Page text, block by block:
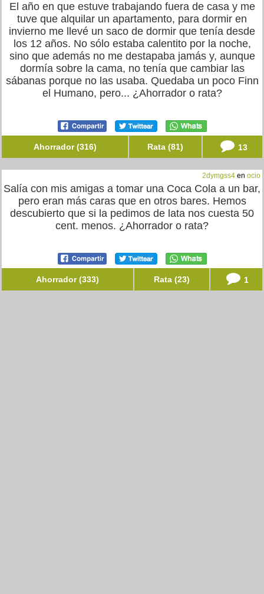
El año en que estuve trabajando fuera de casa y me
tuve que alquilar un apartamento, para dormir en
invierno me llevé un saco de dormir que tenía desde
los 12 años. No sólo estaba calentito por la noche,
sino que además no me destapaba jamás y, aunque
dormía sobre la cama, no tenía que cambiar las
sábanas porque no las usaba. Quedaba un poco Finn
el Humano, pero... ¿Ahorrador o rata?
Ahorrador (316) Rata (81) 13
2dymgss4 en ocio
Salía con mis amigas a tomar una Coca Cola a un bar,
pero eran más caras que en otros bares. Hemos
descubierto que si la pedimos de lata nos cuesta 50
cent. menos. ¿Ahorrador o rata?
Ahorrador (333) Rata (23) 1